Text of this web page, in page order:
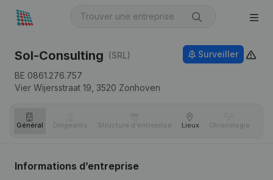
Sol-Consulting (SRL)
BE 0861.276.757
Vier Wijersstraat 19, 3520 Zonhoven
Surveiller
Général Dirigeants Structure d'entreprise Lieux Chronologie
Informations d’entreprise